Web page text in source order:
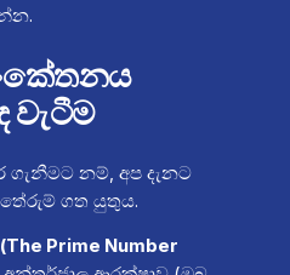
වැටීම
නම්, අප දැනට
ගත යුතුය.
(The Prime Number